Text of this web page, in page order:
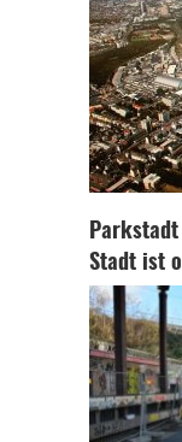
Stadt ist